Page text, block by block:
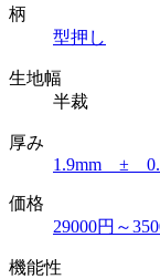
柄
型押し
生地幅
半裁
厚み
1.9mm ±
価格
29000円～
機能性